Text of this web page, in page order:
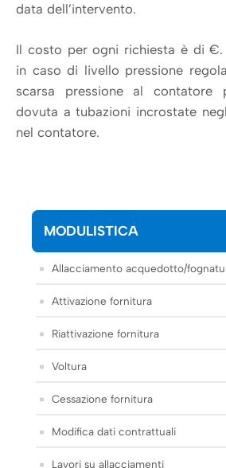
data dell’intervento.
Il costo per ogni richiesta è di
in caso di livello pressione
scarsa pressione al contatore
dovuta a tubazioni incrostate
nel contatore.
MODULISTICA
Allacciamento acquedotto/
Attivazione fornitura
Riattivazione fornitura
Voltura
Cessazione fornitura
Modifica dati contrattuali
Lavori su allacciamenti